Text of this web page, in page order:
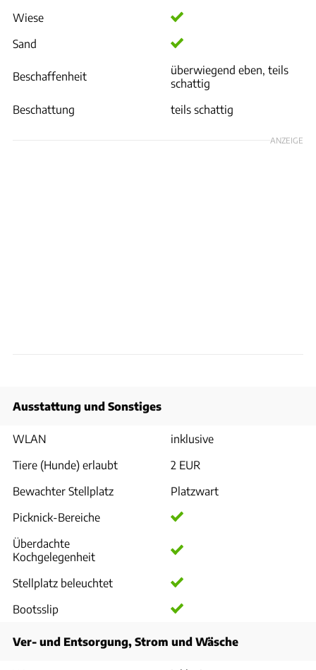
Wiese
Sand
Beschaffenheit
überwiegend eben, teils
schattig
Beschattung
teils schattig
ANZEIGE
Ausstattung und Sonstiges
WLAN
inklusive
Tiere (Hunde) erlaubt
2 EUR
Bewachter Stellplatz
Platzwart
Picknick-Bereiche
Überdachte
Kochgelegenheit
Stellplatz beleuchtet
Bootsslip
Ver- und Entsorgung, Strom und Wäsche